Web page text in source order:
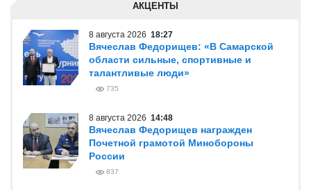
АКЦЕНТЫ
8 августа 2026 18:27
Вячеслав Федорищев: «В Самарской
области сильные, спортивные и
талантливые люди»
735
8 августа 2026 14:48
Вячеслав Федорищев награжден
Почетной грамотой Минобороны
России
837